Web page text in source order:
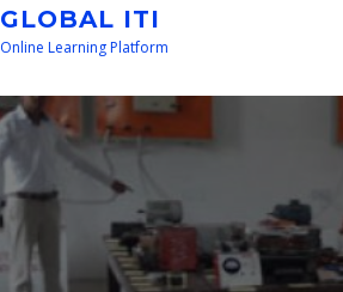
GLOBAL ITI
Online Learning Platform